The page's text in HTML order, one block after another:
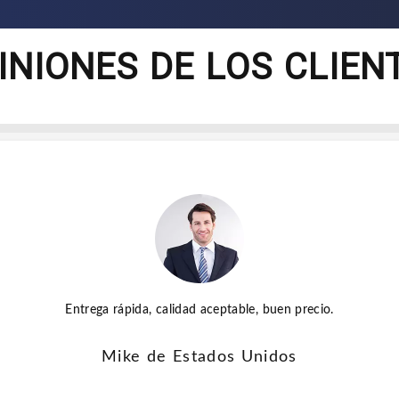
DE LOS
Entrega rápida, calidad aceptable, buen precio.
Mike de Estados Unidos